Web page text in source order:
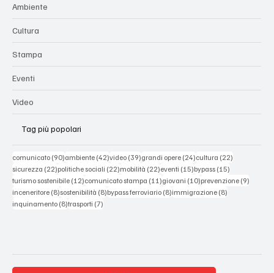
Ambiente
Cultura
Stampa
Eventi
Video
Tag più popolari
comunicato (90)90 post
ambiente (42)42 post
video (39)39 post
grandi opere (24)24 post
cultura (22)
sicurezza (22)22 post
politiche sociali (22)22 post
mobilità (22)22 post
eventi (15)15 post
bypass (15)
turismo sostenibile (12)12 post
comunicato stampa (11)11 post
giovani (10)10 post
prevenzione (9)
inceneritore (8)8 post
sostenibilità (8)8 post
bypass ferroviario (8)8 post
immigrazione (8)
inquinamento (8)8 post
trasporti (7)